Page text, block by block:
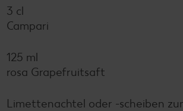
3 cl
Campari
125 ml
rosa Grapefruitsaft
Limettenachtel oder -scheiben